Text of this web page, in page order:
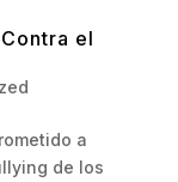
el
a
de los